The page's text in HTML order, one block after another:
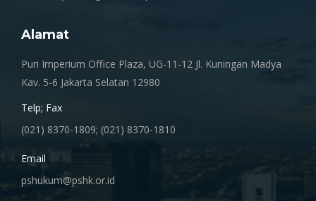
Alamat
Puri Imperium Office Plaza, UG-11-12 Jl. Kuningan Madya
Kav. 5-6 Jakarta Selatan 12980
Telp; Fax
(021) 8370-1809; (021) 8370-1810
Email
pshukum@pshk.or.id